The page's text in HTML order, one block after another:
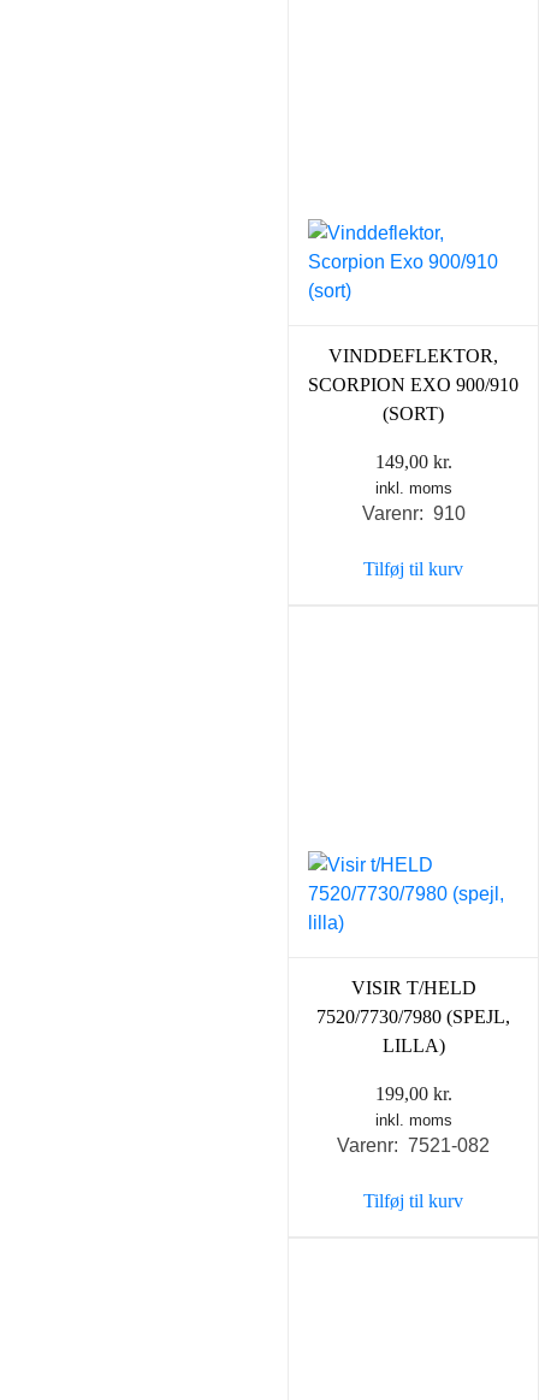
VINDDEFLEKTOR,
SCORPION EXO 900/910
(SORT)
149,00 kr.
inkl. moms
Varenr: 910
Tilføj til kurv
VISIR T/HELD
7520/7730/7980 (SPEJL,
LILLA)
199,00 kr.
inkl. moms
Varenr: 7521-082
Tilføj til kurv